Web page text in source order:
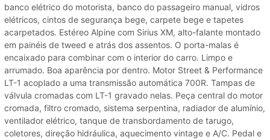
banco elétrico do motorista, banco do passageiro manual, vidros
elétricos, cintos de segurança bege, carpete bege e tapetes
acarpetados. Estéreo Alpine com Sirius XM, alto-falante montado
em painéis de tweed e atrás dos assentos. O porta-malas é
encaixado para combinar com o interior do carro. Limpo e
arrumado. Boa aparência por dentro. Motor Street & Performance
LT-1 acoplado a uma transmissão automática 700R. Tampas de
válvula cromadas com LT-1 gravado nelas. Peça central do motor
cromada, filtro cromado, sistema serpentina, radiador de alumínio,
ventilador elétrico, tanque de transbordamento de tarugo,
coletores, direção hidráulica, aquecimento vintage e A/C. Pedal e